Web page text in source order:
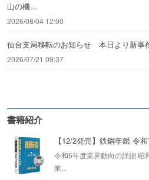
山の機...
2026/08/04 12:00
仙台支局移転のお知らせ 本日より新事
2026/07/21 09:37
書籍紹介
【12/2発売】鉄鋼年鑑 令
令和6年度業界動向の詳細 昭
業...